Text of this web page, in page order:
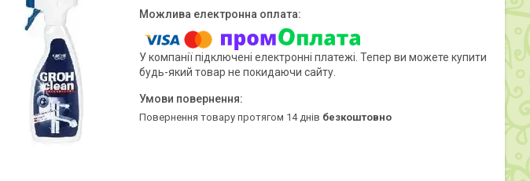
У компанії підключені електронні платежі. Тепер ви можете купити
будь-який товар не покидаючи сайту.
повернення товару протягом 14 днів безкоштовно